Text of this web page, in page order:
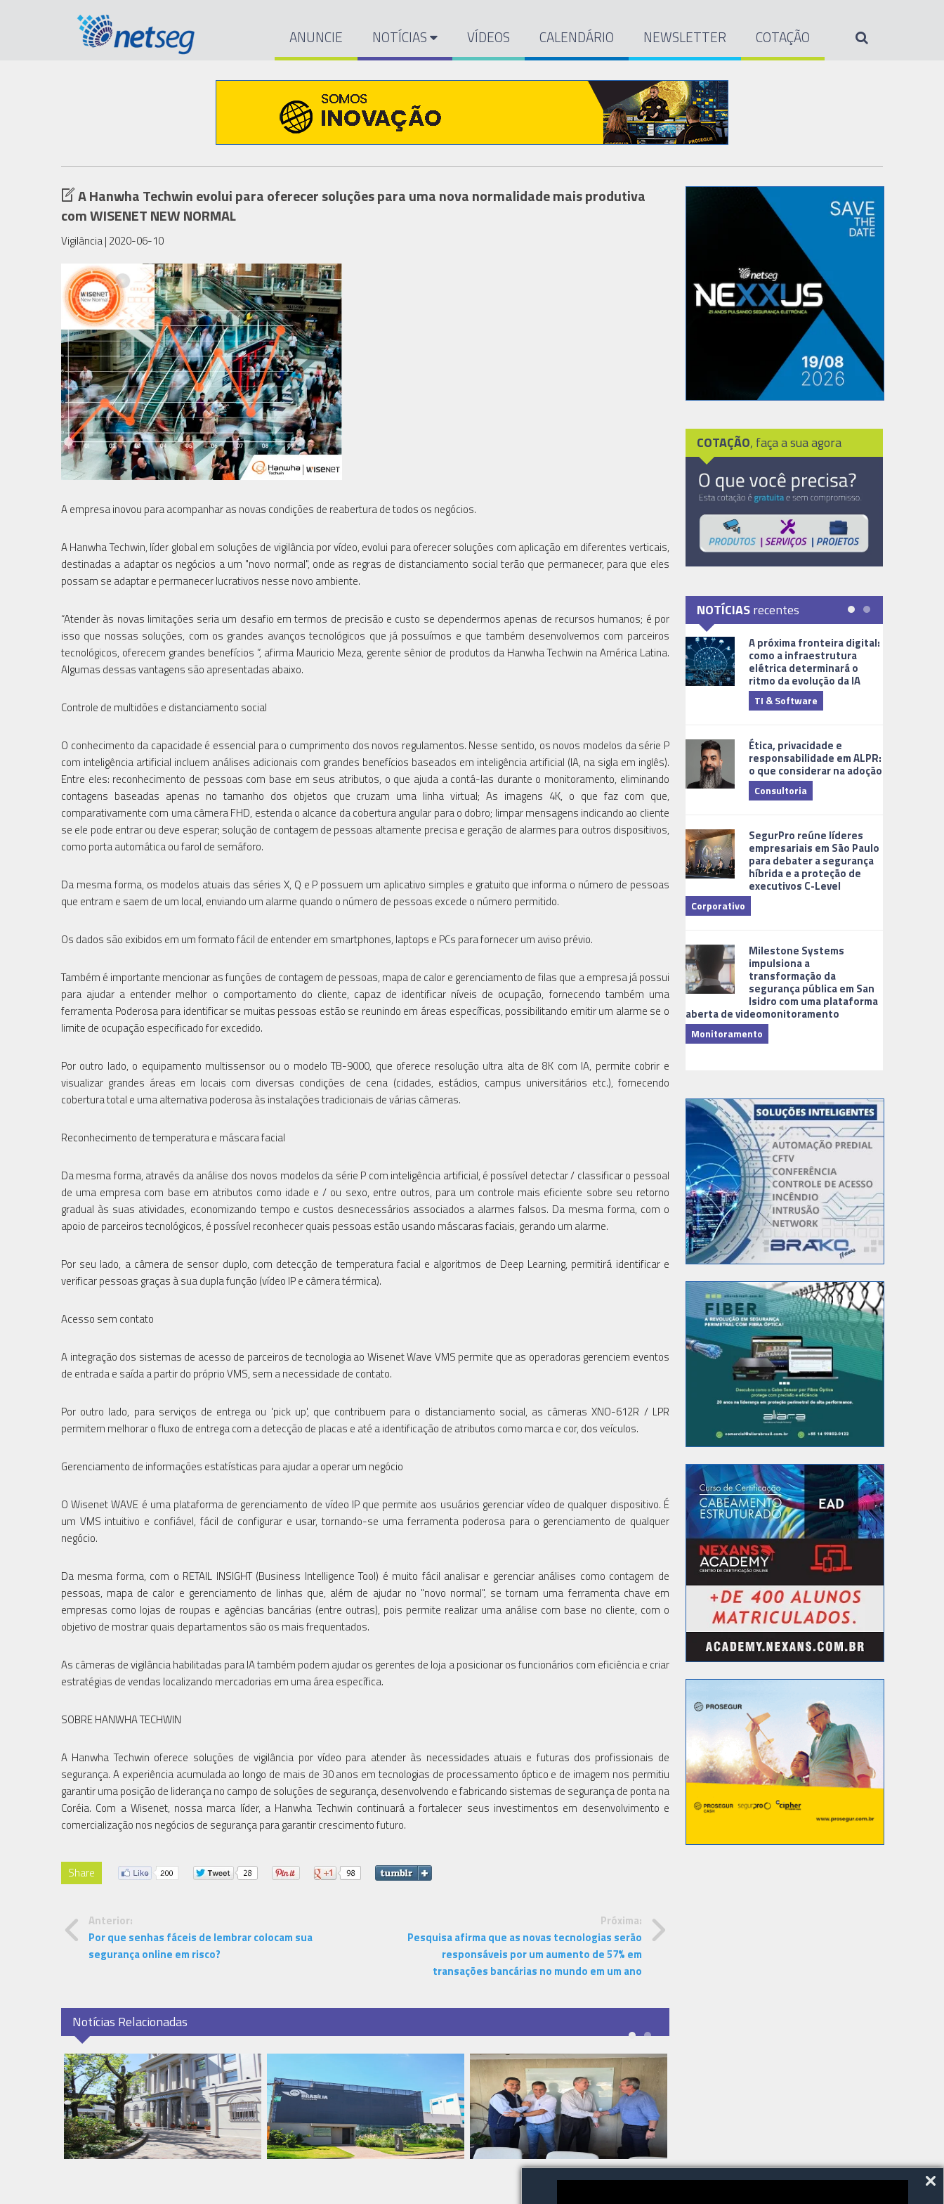
ANUNCIE NOTÍCIAS VÍDEOS CALENDÁRIO NEWSLETTER COTAÇÃO
A Hanwha Techwin evolui para oferecer soluções para uma nova normalidade mais produtiva
com WISENET NEW NORMAL
Vigilância| 2020-06-10
A empresa inovou para acompanhar as novas condições de reabertura de todos os negócios.
A Hanwha Techwin, líder global em soluções de vigilância por vídeo, evolui para oferecer soluções com aplicação em diferentes verticais,
destinadas a adaptar os negócios a um "novo normal", onde as regras de distanciamento social terão que permanecer, para que eles
possam se adaptar e permanecer lucrativos nesse novo ambiente.
“Atender às novas limitações seria um desafio em termos de precisão e custo se dependermos apenas de recursos humanos; é por
isso que nossas soluções, com os grandes avanços tecnológicos que já possuímos e que também desenvolvemos com parceiros
tecnológicos, oferecem grandes benefícios ”, afirma Mauricio Meza, gerente sênior de produtos da Hanwha Techwin na América Latina.
Algumas dessas vantagens são apresentadas abaixo.
Controle de multidões e distanciamento social
O conhecimento da capacidade é essencial para o cumprimento dos novos regulamentos. Nesse sentido, os novos modelos da série P
com inteligência artificial incluem análises adicionais com grandes benefícios baseados em inteligência artificial (IA, na sigla em inglês).
Entre eles: reconhecimento de pessoas com base em seus atributos, o que ajuda a contá-las durante o monitoramento, eliminando
contagens baseadas apenas no tamanho dos objetos que cruzam uma linha virtual; As imagens 4K, o que faz com que,
comparativamente com uma câmera FHD, estenda o alcance da cobertura angular para o dobro; limpar mensagens indicando ao cliente
se ele pode entrar ou deve esperar; solução de contagem de pessoas altamente precisa e geração de alarmes para outros dispositivos,
como porta automática ou farol de semáforo.
Da mesma forma, os modelos atuais das séries X, Q e P possuem um aplicativo simples e gratuito que informa o número de pessoas
que entram e saem de um local, enviando um alarme quando o número de pessoas excede o número permitido.
Os dados são exibidos em um formato fácil de entender em smartphones, laptops e PCs para fornecer um aviso prévio.
Também é importante mencionar as funções de contagem de pessoas, mapa de calor e gerenciamento de filas que a empresa já possui
para ajudar a entender melhor o comportamento do cliente, capaz de identificar níveis de ocupação, fornecendo também uma
ferramenta Poderosa para identificar se muitas pessoas estão se reunindo em áreas específicas, possibilitando emitir um alarme se o
limite de ocupação especificado for excedido.
Por outro lado, o equipamento multissensor ou o modelo TB-9000, que oferece resolução ultra alta de 8K com IA, permite cobrir e
visualizar grandes áreas em locais com diversas condições de cena (cidades, estádios, campus universitários etc.), fornecendo
cobertura total e uma alternativa poderosa às instalações tradicionais de várias câmeras.
Reconhecimento de temperatura e máscara facial
Da mesma forma, através da análise dos novos modelos da série P com inteligência artificial, é possível detectar / classificar o pessoal
de uma empresa com base em atributos como idade e / ou sexo, entre outros, para um controle mais eficiente sobre seu retorno
gradual às suas atividades, economizando tempo e custos desnecessários associados a alarmes falsos. Da mesma forma, com o
apoio de parceiros tecnológicos, é possível reconhecer quais pessoas estão usando máscaras faciais, gerando um alarme.
Por seu lado, a câmera de sensor duplo, com detecção de temperatura facial e algoritmos de Deep Learning, permitirá identificar e
verificar pessoas graças à sua dupla função (vídeo IP e câmera térmica).
Acesso sem contato
A integração dos sistemas de acesso de parceiros de tecnologia ao Wisenet Wave VMS permite que as operadoras gerenciem eventos
de entrada e saída a partir do próprio VMS, sem a necessidade de contato.
Por outro lado, para serviços de entrega ou 'pick up', que contribuem para o distanciamento social, as câmeras XNO-612R / LPR
permitem melhorar o fluxo de entrega com a detecção de placas e até a identificação de atributos como marca e cor, dos veículos.
Gerenciamento de informações estatísticas para ajudar a operar um negócio
O Wisenet WAVE é uma plataforma de gerenciamento de vídeo IP que permite aos usuários gerenciar vídeo de qualquer dispositivo. É
um VMS intuitivo e confiável, fácil de configurar e usar, tornando-se uma ferramenta poderosa para o gerenciamento de qualquer
negócio.
Da mesma forma, com o RETAIL INSIGHT (Business Intelligence Tool) é muito fácil analisar e gerenciar análises como contagem de
pessoas, mapa de calor e gerenciamento de linhas que, além de ajudar no "novo normal", se tornam uma ferramenta chave em
empresas como lojas de roupas e agências bancárias (entre outras), pois permite realizar uma análise com base no cliente, com o
objetivo de mostrar quais departamentos são os mais frequentados.
As câmeras de vigilância habilitadas para IA também podem ajudar os gerentes de loja a posicionar os funcionários com eficiência e criar
estratégias de vendas localizando mercadorias em uma área específica.
SOBRE HANWHA TECHWIN
A Hanwha Techwin oferece soluções de vigilância por vídeo para atender às necessidades atuais e futuras dos profissionais de
segurança. A experiência acumulada ao longo de mais de 30 anos em tecnologias de processamento óptico e de imagem nos permitiu
garantir uma posição de liderança no campo de soluções de segurança, desenvolvendo e fabricando sistemas de segurança de ponta na
Coréia. Com a Wisenet, nossa marca líder, a Hanwha Techwin continuará a fortalecer seus investimentos em desenvolvimento e
comercialização nos negócios de segurança para garantir crescimento futuro.
Share
Anterior:
Por que senhas fáceis de lembrar colocam sua
segurança online em risco?
Próxima:
Pesquisa afirma que as novas tecnologias serão
responsáveis por um aumento de 57% em
transações bancárias no mundo em um ano
Notícias Relacionadas
COTAÇÃO, faça a sua agora
NOTÍCIASrecentes
A próxima fronteira digital:
como a infraestrutura
elétrica determinará o
ritmo da evolução da IA
TI & Software
Ética, privacidade e
responsabilidade em ALPR:
o que considerar na adoção
Consultoria
SegurPro reúne líderes
empresariais em São Paulo
para debater a segurança
híbrida e a proteção de
executivos C-Level
Corporativo
Milestone Systems
impulsiona a
transformação da
segurança pública em San
Isidro com uma plataforma
aberta de videomonitoramento
Monitoramento